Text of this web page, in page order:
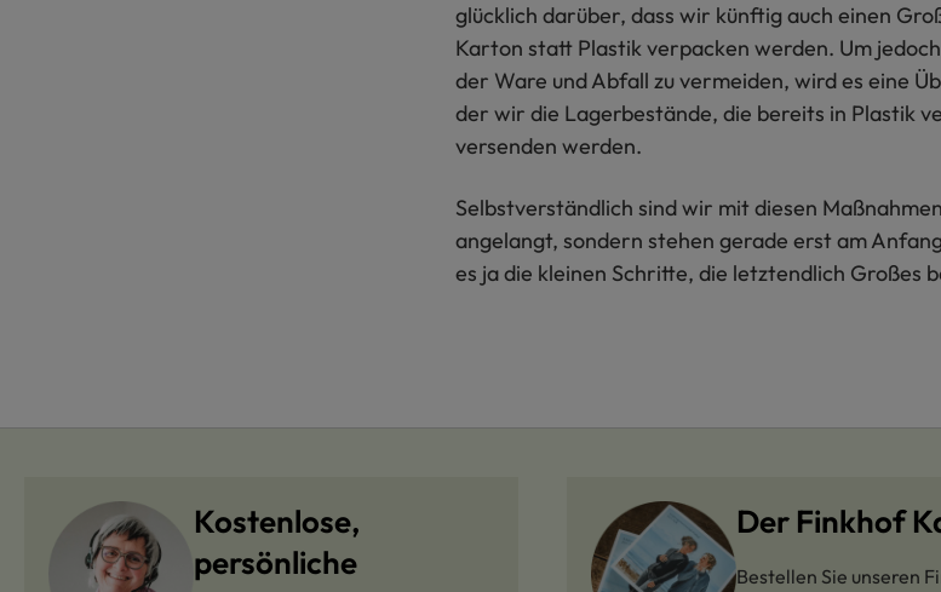
glücklich darüber, dass wir künftig auch einen
Karton statt Plastik verpacken werden. Um
der Ware und Abfall zu vermeiden, wird es eine
der wir die Lagerbestände, die bereits in Plastik
versenden werden.
Selbstverständlich sind wir mit diesen
angelangt, sondern stehen gerade erst am
es ja die kleinen Schritte, die letztendlich Großes
Kostenlose,
persönliche
Der Finkhof
Bestellen Sie unseren